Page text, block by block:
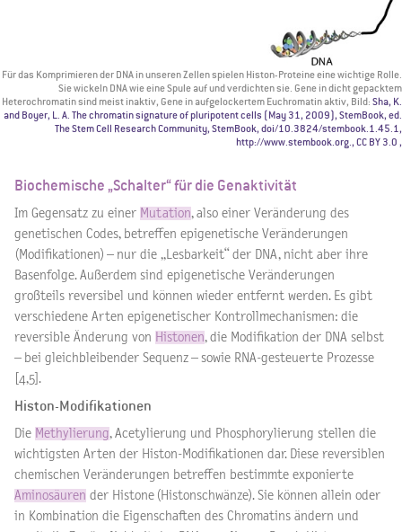
Für das Komprimieren der DNA in unseren Zellen spielen Histon-Proteine eine wichtige Rolle.
Sie wickeln DNA wie eine Spule auf und verdichten sie. Gene in dicht gepacktem
Heterochromatin sind meist inaktiv, Gene in aufgelockertem Euchromatin aktiv, Bild: Sha, K.
and Boyer, L. A. The chromatin signature of pluripotent cells (May 31, 2009), StemBook, ed.
The Stem Cell Research Community, StemBook, doi/10.3824/stembook.1.45.1,
http://www.stembook.org., CC BY 3.0 ,
Biochemische „Schalter“ für die Genaktivität
Im Gegensatz zu einer Mutation, also einer Veränderung des
genetischen Codes, betreffen epigenetische Veränderungen
(Modifikationen) – nur die „Lesbarkeit“ der DNA, nicht aber ihre
Basenfolge. Außerdem sind epigenetische Veränderungen
großteils reversibel und können wieder entfernt werden. Es gibt
verschiedene Arten epigenetischer Kontrollmechanismen: die
reversible Änderung von Histonen, die Modifikation der DNA selbst
– bei gleichbleibender Sequenz – sowie RNA-gesteuerte Prozesse
[4,5].
Histon-Modifikationen
Die Methylierung, Acetylierung und Phosphorylierung stellen die
wichtigsten Arten der Histon-Modifikationen dar. Diese reversiblen
chemischen Veränderungen betreffen bestimmte exponierte
Aminosäuren der Histone (Histonschwänze). Sie können allein oder
in Kombination die Eigenschaften des Chromatins ändern und